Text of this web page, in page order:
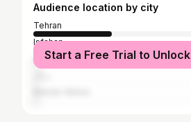
Audience location by city
Tehran
Isfahan
Ahvaz
Start a Free Trial to Unlock